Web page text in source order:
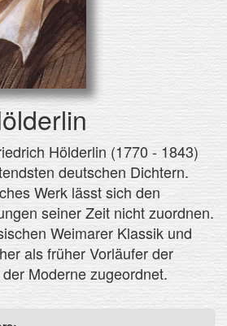
Hölderlin (1770 - 1843)
deutschen Dichtern.
Werk lässt sich den
seiner Zeit nicht zuordnen.
Weimarer Klassik und
als früher Vorläufer der
Moderne zugeordnet.